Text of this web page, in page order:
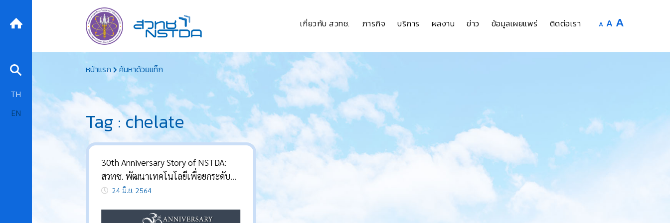
to
content
เกี่ยวกับ สวทช. ภารกิจ บริการ ผลงาน ข่าว ข้อมูลเผยแพร่ ติดต่อเรา A Decrease
A Reset
size.
A
size.
หน้าแรก ค้นหาด้วยแท็ก
Tag : chelate
30th Anniversary Story of NSTDA:
สวทช. พัฒนาเทคโนโลยีเพื่อยกระดับ
การเกษตรของคนไทย
24 มิ.ย. 2564
TH
EN